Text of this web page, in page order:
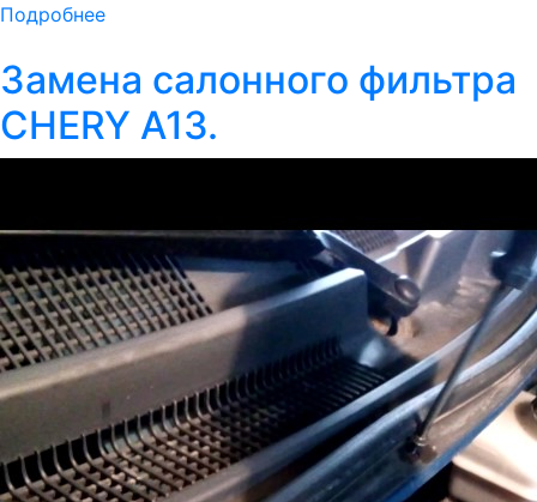
Подробнее
Замена салонного фильтра
CHERY A13.